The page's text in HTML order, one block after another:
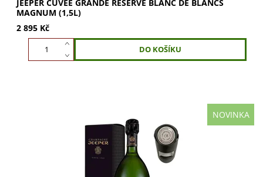
JEEPER CUVÉE GRANDE RÉSERVE BLANC DE BLANCS
MAGNUM (1,5L)
2 895 Kč
NOVINKA
JEEPER Cuvée Premier Cru (0,75l) v dárkové krabičce.
Elegantní šampaňské s vůní pražených oříšků a citrusů.
Intenzivní chuť kandovaných citrusů,...